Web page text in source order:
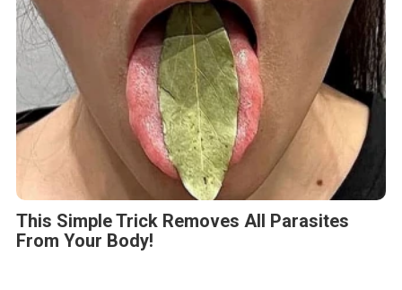
This Simple Trick Removes All Parasites
From Your Body!